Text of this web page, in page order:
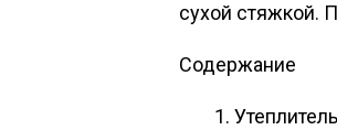
сухой стяжкой.
Содержание